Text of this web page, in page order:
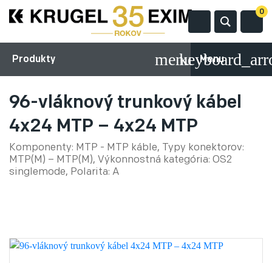
0
Produkty Menu
96-vláknový trunkový kábel
4x24 MTP – 4x24 MTP
Komponenty: MTP - MTP káble, Typy konektorov:
MTP(M) – MTP(M), Výkonnostná kategória: OS2
singlemode, Polarita: A